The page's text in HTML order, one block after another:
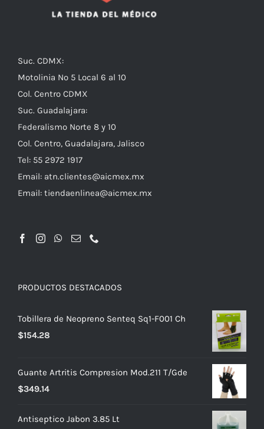
Suc. CDMX:
Motolinia No 5 Local 6 al 10
Col. Centro CDMX
Suc. Guadalajara:
Federalismo Norte 8 y 10
Col. Centro, Guadalajara, Jalisco
Tel: 55 2972 1917
Email: atn.clientes@aicmex.mx
Email: tiendaenlinea@aicmex.mx
PRODUCTOS DESTACADOS
Tobillera de Neopreno Senteq Sq1-F001 Ch
$154.28
Guante Artritis Compresion Mod.211 T/Gde
$349.14
Antiseptico Jabon 3.85 Lt